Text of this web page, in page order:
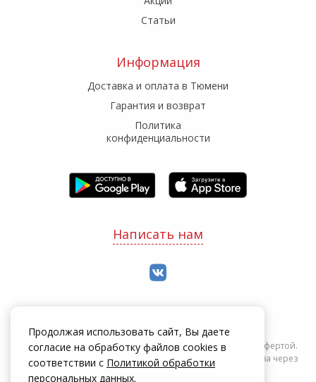
Статьи
Информация
Доставка и оплата в Тюмени
Гарантия и возврат
Политика
конфиденциальности
Написать нам
Информация на сайте zakrepi.ru не является публичной офертой.
Указанные цены действуют только при оформлении заказа через
интернет-магазин zakrepi.ru.
Продолжая использовать сайт, Вы даете
согласие на обработку файлов cookies в
соответствии с Политикой обработки
персональных данных.